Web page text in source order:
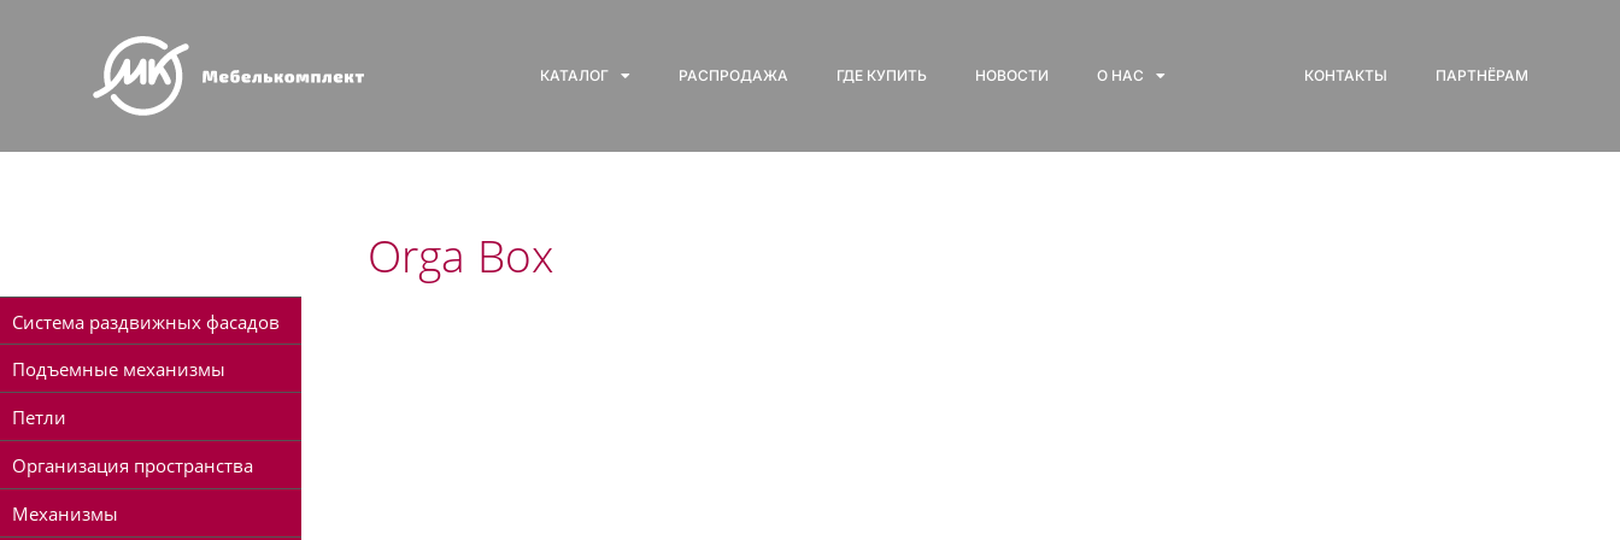
КАТАЛОГ РАСПРОДАЖА ГДЕ КУПИТЬ НОВОСТИ О НАС КОНТАКТЫ ПАРТНЁРАМ
Система раздвижных фасадов
шкафов SlideLine
Подъемные механизмы
Петли
Организация пространства
Механизмы
Orga Box